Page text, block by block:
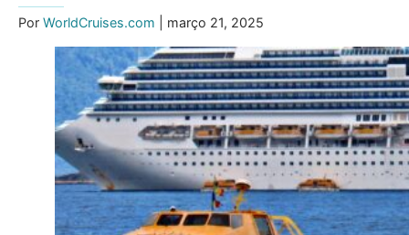
Por WorldCruises.com | março 21, 2025